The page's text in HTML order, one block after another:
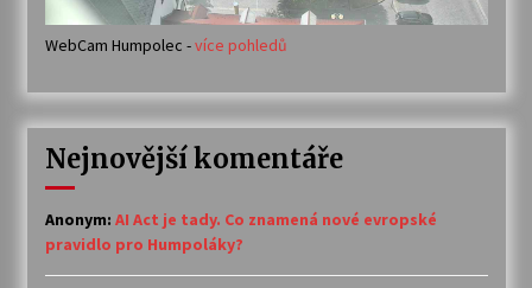
WebCam Humpolec -více pohledů
Nejnovější komentáře
Anonym: AI Act je tady. Co znamená nové evropské
pravidlo pro Humpoláky?